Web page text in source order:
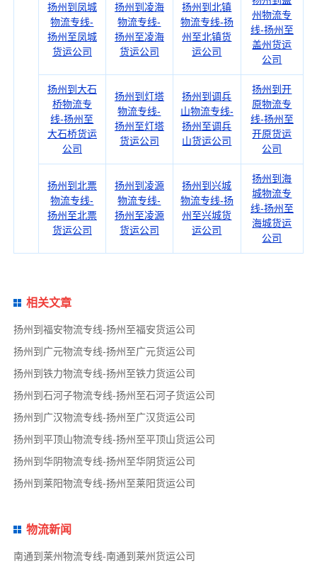
扬州到凤城
物流专线-
扬州至凤城
货运公司
扬州到凌海
物流专线-
扬州至凌海
货运公司
扬州到北镇
物流专线-扬
州至北镇货
运公司
州物流专
线-扬州至
盖州货运
公司
扬州到大石
桥物流专
线-扬州至
大石桥货运
公司
扬州到灯塔
物流专线-
扬州至灯塔
货运公司
扬州到调兵
山物流专线-
扬州至调兵
山货运公司
扬州到开
原物流专
线-扬州至
开原货运
公司
扬州到北票
物流专线-
扬州至北票
货运公司
扬州到凌源
物流专线-
扬州至凌源
货运公司
扬州到兴城
物流专线-扬
州至兴城货
运公司
扬州到海
城物流专
线-扬州至
海城货运
公司
相关文章
扬州到福安物流专线-扬州至福安货运公司
扬州到广元物流专线-扬州至广元货运公司
扬州到铁力物流专线-扬州至铁力货运公司
扬州到石河子物流专线-扬州至石河子货运公司
扬州到广汉物流专线-扬州至广汉货运公司
扬州到平顶山物流专线-扬州至平顶山货运公司
扬州到华阴物流专线-扬州至华阴货运公司
扬州到莱阳物流专线-扬州至莱阳货运公司
物流新闻
南通到莱州物流专线-南通到莱州货运公司